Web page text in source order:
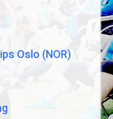
Oslo (NOR)